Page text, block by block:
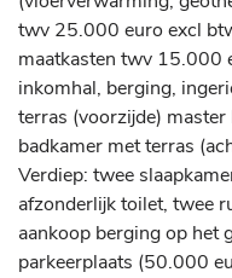
twv 25.000 euro excl
maatkasten twv 15.000
inkomhal, berging,
terras (voorzijde)
badkamer met terras
Verdiep: twee
afzonderlijk toilet, twee
aankoop berging op het
parkeerplaats (50.000